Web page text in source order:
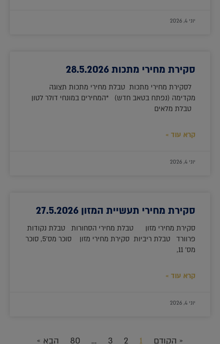
יוני 4, 2026
סקירת מחירי מתכות 28.5.2026
לסקירת מחירי מתכות טבלת מחירי מתכות תצוגה
מקדימה (נפתח בטאב חדש) *המחירים במונחי דולר לטון
טבלת מלאים
קרא עוד »
יוני 4, 2026
סקירת מחירי תעשיית המזון 27.5.2026
סקירת מחירי מזון טבלת מחירי הסחורות טבלת נקודות
פרוורד טבלת ריביות סקירת מחירי מזון סוכר מס'5, סוכר
מס' 11,
קרא עוד »
יוני 4, 2026
« הקודם 1
2
3
…
80 הבא »